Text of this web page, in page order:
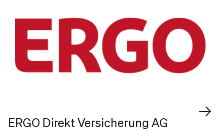
ERGO Direkt Versicherung AG